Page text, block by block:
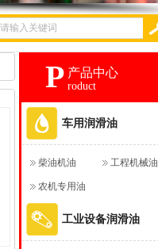
P 产品中心
roduct
车用润滑油
柴油机油 工程机械油
农机专用油
工业设备润滑油